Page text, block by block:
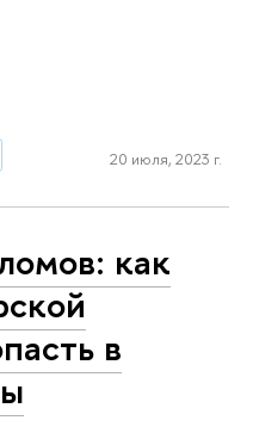
20 июля, 2023 г.
как
в